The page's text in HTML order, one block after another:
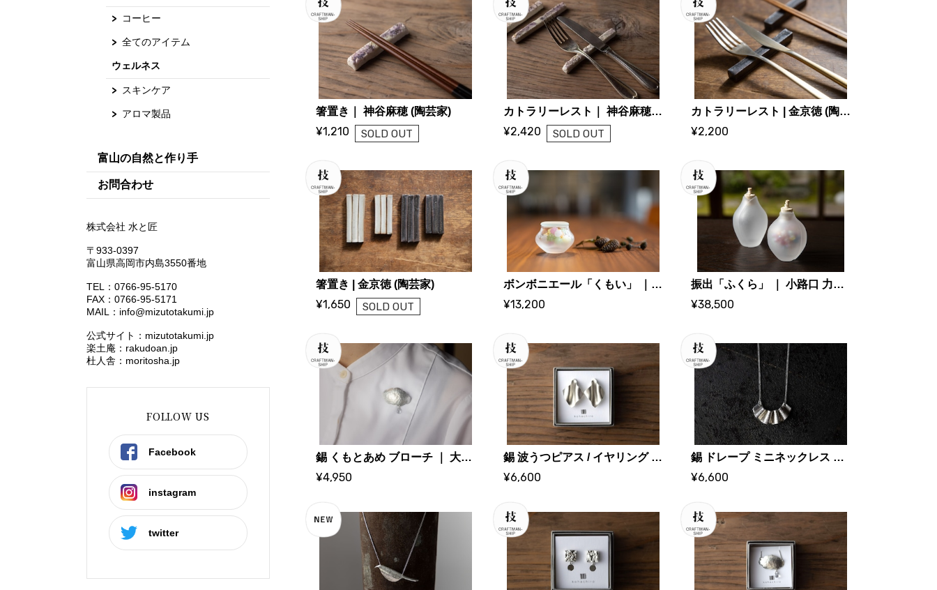
コーヒー
全てのアイテム
ウェルネス
スキンケア
アロマ製品
富山の自然と作り手
お問合わせ
株式会社 水と匠
〒933-0397
富山県高岡市内島3550番地
TEL：0766-95-5170
FAX：0766-95-5171
MAIL： info@mizutotakumi.jp
公式サイト：mizutotakumi.jp
楽土庵：rakudoan.jp
杜人舎：moritosha.jp
FOLLOW US
Facebook
instagram
twitter
箸置き｜ 神谷麻穂 (陶芸家)
¥1,210 SOLD OUT
カトラリーレスト｜ 神谷麻穂 (陶芸家)
¥2,420 SOLD OUT
カトラリーレスト | 金京徳 (陶芸家)
¥2,200
箸置き | 金京徳 (陶芸家)
¥1,650 SOLD OUT
ボンボニエール「くもい」 ｜ 小路口 力恵 (ガラス作家)
¥13,200
振出「ふくら」 ｜ 小路口 力恵 (ガラス作家)
¥38,500
錫 くもとあめ ブローチ ｜ 大寺幸八郎商店・KOHACHIRO 博選堂
¥4,950
錫 波うつピアス / イヤリング ｜ 大寺幸八郎商店・KOHACHIRO 博選堂
¥6,600
錫 ドレープ ミニネックレス ｜ 大寺幸八郎商店・KOHACHIRO 博選堂
¥6,600